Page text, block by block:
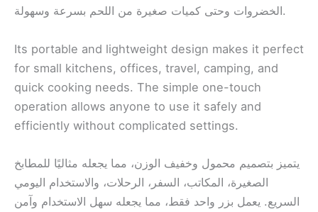
الخضروات وحتى كميات صغيرة من اللحم بسرعة وسهولة.
Its portable and lightweight design makes it perfect
for small kitchens, offices, travel, camping, and
quick cooking needs. The simple one-touch
operation allows anyone to use it safely and
efficiently without complicated settings.
يتميز بتصميم محمول وخفيف الوزن، مما يجعله مثاليًا للمطابخ
الصغيرة، المكاتب، السفر، الرحلات، والاستخدام اليومي
السريع. يعمل بزر واحد فقط، مما يجعله سهل الاستخدام وآمن